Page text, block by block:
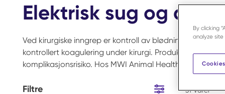
Elektrisk sug og
Ved kirurgiske inngrep er kontroll av blødning og
kontrollert koagulering under kirurgi. Produktene i
komplikasjonsrisiko. Hos MWI Animal Health finner du
Filtre Hopp til resultater 31Varer
By clicking
analyze site